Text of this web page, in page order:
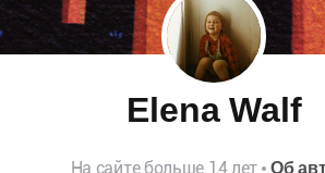
Elena Walf
На сайте больше 14 лет Об